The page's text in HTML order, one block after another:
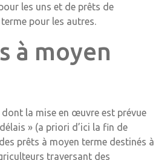
les uns et de prêts de
pour les autres.
à moyen
la mise en œuvre est prévue
» (a priori d’ici la fin de
prêts à moyen terme destinés à
traversant des